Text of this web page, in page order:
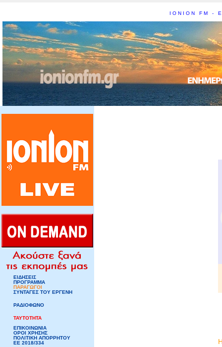
IONION FM -
ΕΙΔΗΣΕΙΣ
ΠΡΟΓΡΑΜΜΑ
ΠΑΡΑΓΩΓΟΙ
ΣΥΝΤΑΓΕΣ ΤΟΥ ΕΡΓΕΝΗ
ΡΑΔΙΟΦΩΝΟ
ΤΑΥΤΟΤΗΤΑ
ΕΠΙΚΟΙΝΩΝΙΑ
ΟΡΟΙ ΧΡΗΣΗΣ
ΠΟΛΙΤΙΚΗ ΑΠΟΡΡΗΤΟΥ
ΕΕ 2018/334